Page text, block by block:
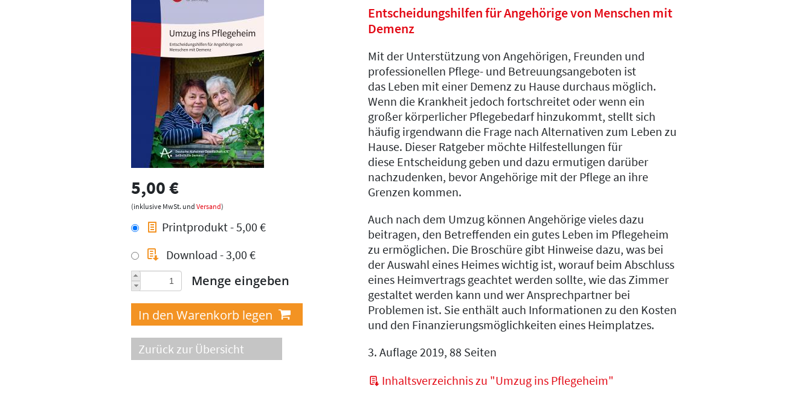
5,00 €
(inklusive MwSt. und Versand)
Printprodukt - 5,00 €
Download - 3,00 €
Menge eingeben
Zurück zur Übersicht
Entscheidungshilfen für Angehörige von Menschen mit
Demenz
Mit der Unterstützung von Angehörigen, Freunden und
professionellen Pflege- und Betreuungsangeboten ist
das Leben mit einer Demenz zu Hause durchaus möglich.
Wenn die Krankheit jedoch fortschreitet oder wenn ein
großer körperlicher Pflegebedarf hinzukommt, stellt sich
häufig irgendwann die Frage nach Alternativen zum Leben zu
Hause. Dieser Ratgeber möchte Hilfestellungen für
diese Entscheidung geben und dazu ermutigen darüber
nachzudenken, bevor Angehörige mit der Pflege an ihre
Grenzen kommen.
Auch nach dem Umzug können Angehörige vieles dazu
beitragen, den Betreffenden ein gutes Leben im Pflegeheim
zu ermöglichen. Die Broschüre gibt Hinweise dazu, was bei
der Auswahl eines Heimes wichtig ist, worauf beim Abschluss
eines Heimvertrags geachtet werden sollte, wie das Zimmer
gestaltet werden kann und wer Ansprechpartner bei
Problemen ist. Sie enthält auch Informationen zu den Kosten
und den Finanzierungsmöglichkeiten eines Heimplatzes.
3. Auflage 2019, 88 Seiten
Inhaltsverzeichnis zu "Umzug ins Pflegeheim"